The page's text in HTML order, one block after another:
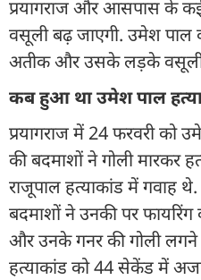
प्रयागराज और आसपास के कई
वसूली बढ़ जाएगी. उमेश पाल
अतीक और उसके लड़के
कब हुआ था उमेश पाल
प्रयागराज में 24 फरवरी को
की बदमाशों ने गोली मारकर
राजूपाल हत्याकांड में गवाह
बदमाशों ने उनकी पर फायरिंग
और उनके गनर की गोली लगने
हत्याकांड को 44 सेकेंड में